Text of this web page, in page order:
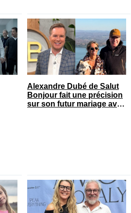
Alexandre Dubé de Salut
Bonjour fait une précision
sur son futur mariage avec